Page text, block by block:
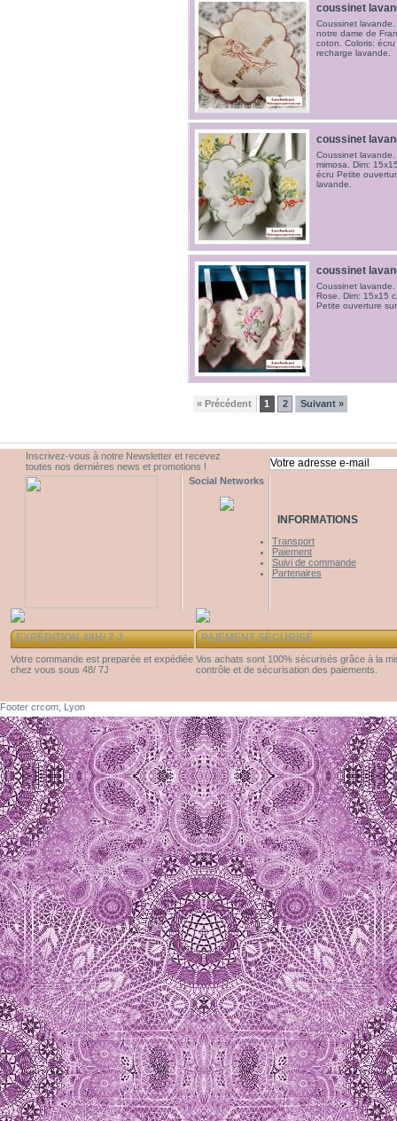
coussinet
Coussinet
notre dame de
coton. Coloris:
recharge lavande.
coussinet
Coussinet
mimosa. Dim:
écru Petite
lavande.
coussinet
Coussinet
Rose. Dim: 15x15
Petite ouverture
« Précédent 1 2 Suivant »
Inscrivez-vous à notre Newsletter et recevez
toutes nos dernières news et promotions !
Social Networks
INFORMATIONS
Transport
Paiement
Suivi de commande
Partenaires
EXPÉDITION 48H/ 7 J
Votre commande est preparée et expédiée
chez vous sous 48/ 7J
PAIEMENT SÉCURISÉ
Vos achats sont 100% sécurisés grâce à la
contrôle et de sécurisation des paiements.
Footer crcom, Lyon